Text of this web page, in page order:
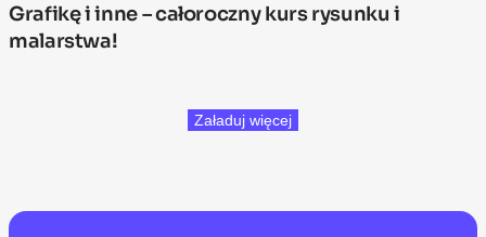
Grafikę i inne – całoroczny kurs rysunku i
malarstwa!
Załaduj więcej